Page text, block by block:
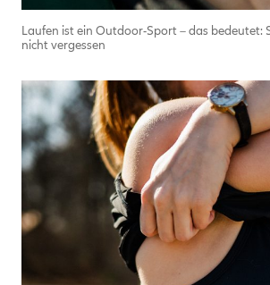
Laufen ist ein Outdoor-Sport – das bedeutet:
nicht vergessen